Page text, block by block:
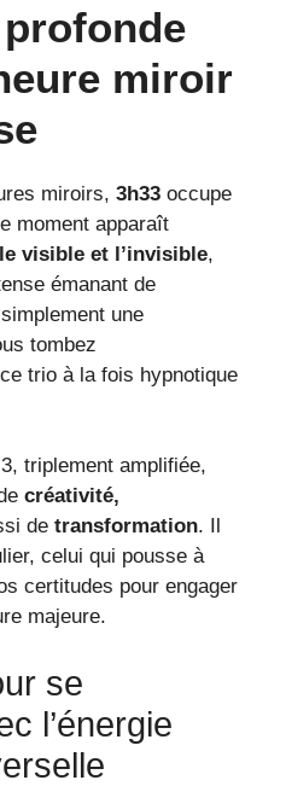
miroir
miroirs, 3h33 occupe
moment apparaît
visible et l’invisible,
émanant de
une
tombez
trio à la fois hypnotique
triplement amplifiée,
créativité,
de transformation. Il
celui qui pousse à
certitudes pour engager
majeure.
se
l’énergie